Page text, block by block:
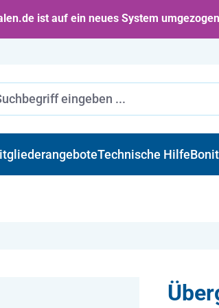
ist auf ein neues System
Technische Hilfe